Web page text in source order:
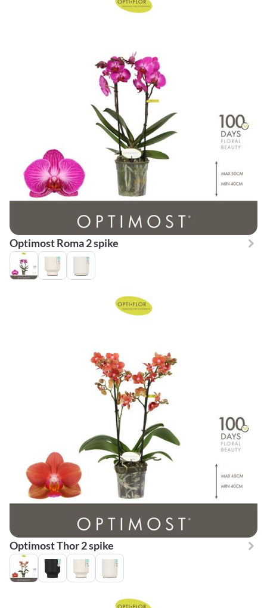
Optimost Roma 2 spike
Optimost Thor 2 spike